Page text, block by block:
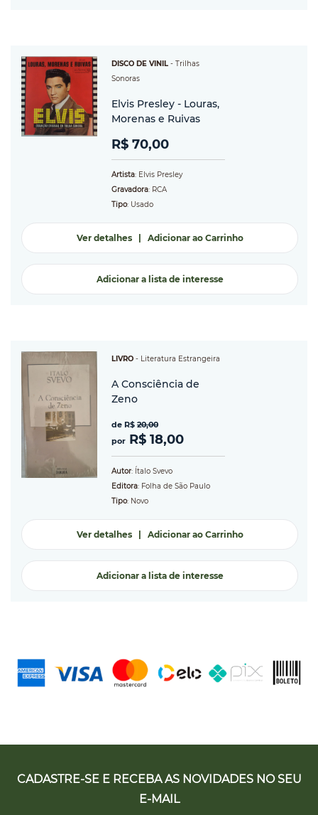
DISCO DE VINIL - Trilhas
Sonoras
Elvis Presley - Louras,
Morenas e Ruivas
R$ 70,00
Artista: Elvis Presley
Gravadora: RCA
Tipo: Usado
Ver detalhes| Adicionar ao Carrinho
Adicionar a lista de interesse
LIVRO - Literatura Estrangeira
A Consciência de
Zeno
de R$ 20,00
por R$ 18,00
Autor: Ítalo Svevo
Editora: Folha de São Paulo
Tipo: Novo
Ver detalhes| Adicionar ao Carrinho
Adicionar a lista de interesse
CADASTRE-SE E RECEBA AS NOVIDADES NO SEU
E-MAIL